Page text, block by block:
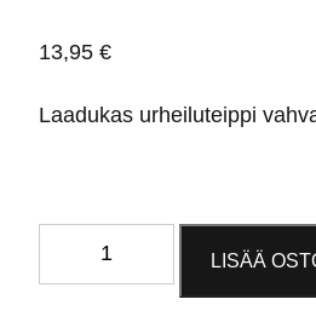
13,95 €
Laadukas urheiluteippi
LISÄÄ